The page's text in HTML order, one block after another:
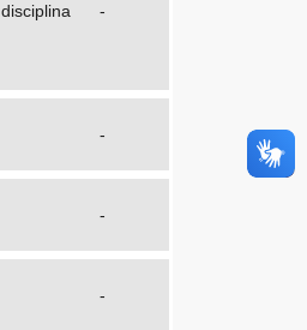
-
-
-
-